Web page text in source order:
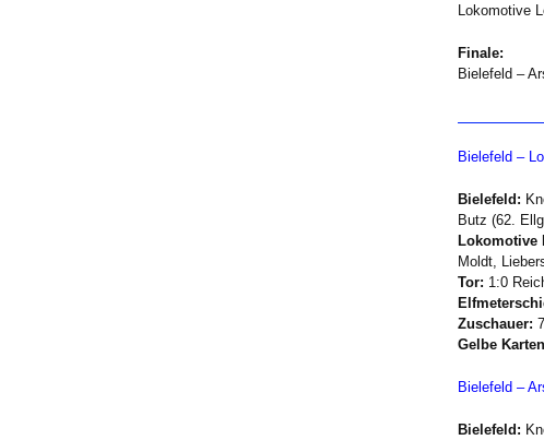
Lokomotive
Finale:
Bielefeld –
Bielefeld –
Bielefeld:
Butz (62.
Lokomotive
Moldt,
Tor: 1:0
Zuschauer:
Gelbe
Bielefeld –
Bielefeld: